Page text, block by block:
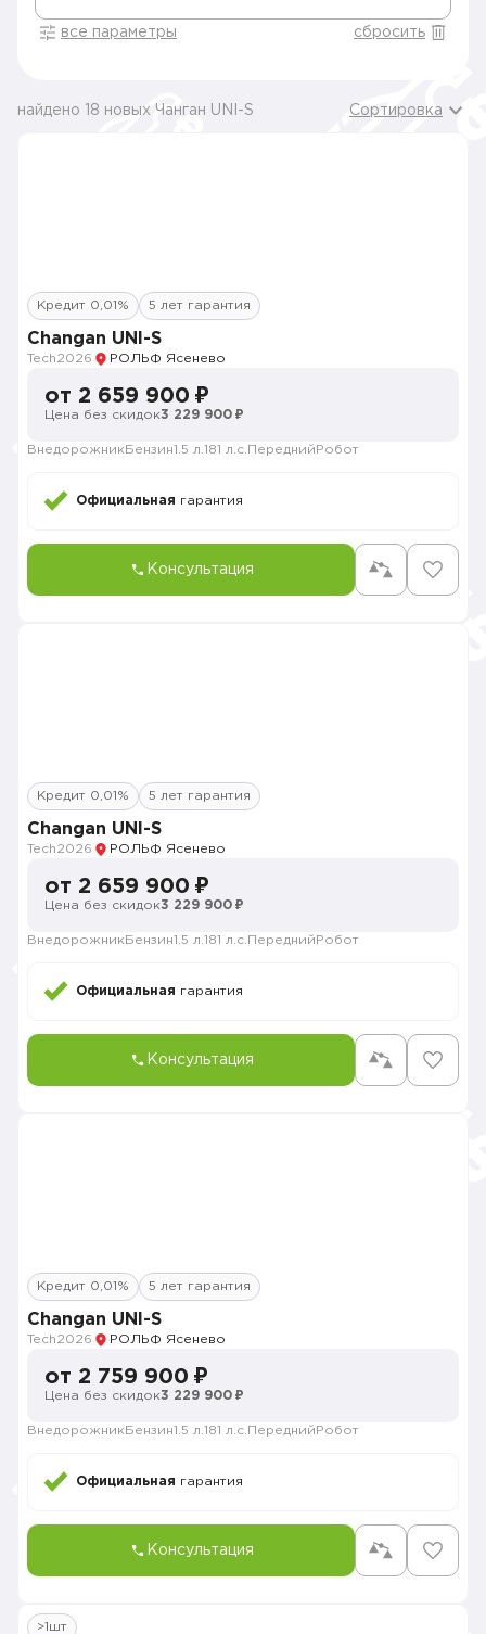
все параметры сбросить
найдено 18 новых Чанган UNI-S Сортировка
Кредит 0,01% 5 лет гарантия
Changan UNI-S
Tech2026 РОЛЬФ Ясенево
от 2 659 900 ₽
Цена без скидок3 229 900 ₽
Внедорожник Бензин1.5 л. 181 л.с. Передний Робот
Официальная гарантия
Консультация
Кредит 0,01% 5 лет гарантия
Changan UNI-S
Tech2026 РОЛЬФ Ясенево
от 2 659 900 ₽
Цена без скидок3 229 900 ₽
Внедорожник Бензин1.5 л. 181 л.с. Передний Робот
Официальная гарантия
Консультация
Кредит 0,01% 5 лет гарантия
Changan UNI-S
Tech2026 РОЛЬФ Ясенево
от 2 759 900 ₽
Цена без скидок3 229 900 ₽
Внедорожник Бензин1.5 л. 181 л.с. Передний Робот
Официальная гарантия
Консультация
>1шт